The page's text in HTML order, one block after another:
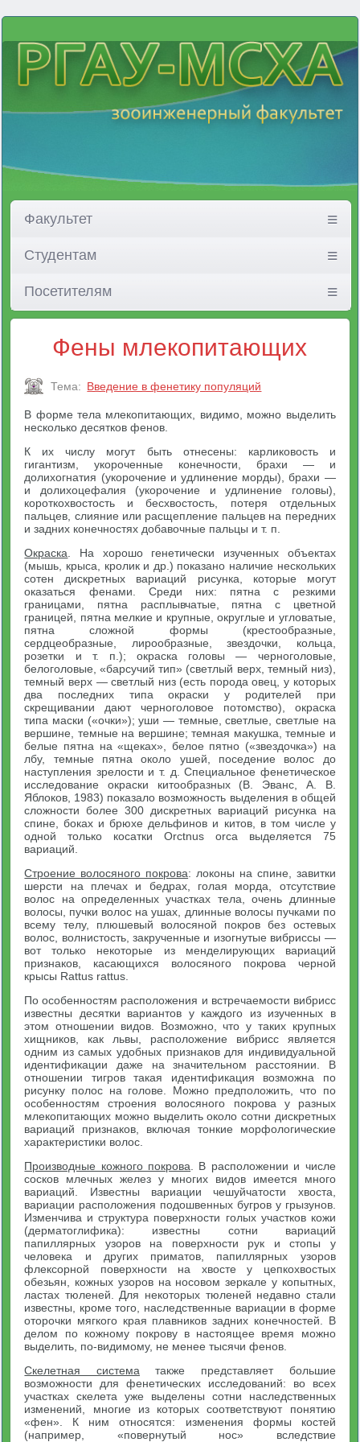
Факультет
Студентам
Посетителям
Фены млекопитающих
Тема: Введение в фенетику популяций
В форме тела млекопитающих, видимо, можно выделить
несколько десятков фенов.
К их числу могут быть отнесены: карликовость и
гигантизм, укороченные конечности, брахи — и
долихогнатия (укорочение и удлинение морды), брахи —
и долихоцефалия (укорочение и удлинение головы),
короткохвостость и бесхвостость, потеря отдельных
пальцев, слияние или расщепление пальцев на передних
и задних конечностях добавочные пальцы и т. п.
Окраска . На хорошо генетически изученных объектах
(мышь, крыса, кролик и др.) показано наличие нескольких
сотен дискретных вариаций рисунка, которые могут
оказаться фенами. Среди них: пятна с резкими
границами, пятна расплывчатые, пятна с цветной
границей, пятна мелкие и крупные, округлые и угловатые,
пятна сложной формы (крестообразные,
сердцеобразные, лирообразные, звездочки, кольца,
розетки и т. п.); окраска головы — черноголовые,
белоголовые, «барсучий тип» (светлый верх, темный низ),
темный верх — светлый низ (есть порода овец, у которых
два последних типа окраски у родителей при
скрещивании дают черноголовое потомство), окраска
типа маски («очки»); уши — темные, светлые, светлые на
вершине, темные на вершине; темная макушка, темные и
белые пятна на «щеках», белое пятно («звездочка») на
лбу, темные пятна около ушей, поседение волос до
наступления зрелости и т. д. Специальное фенетическое
исследование окраски китообразных (В. Эванс, А. В.
Яблоков, 1983) показало возможность выделения в общей
сложности более 300 дискретных вариаций рисунка на
спине, боках и брюхе дельфинов и китов, в том числе у
одной только косатки Orctnus orca выделяется 75
вариаций.
Строение волосяного покрова: локоны на спине, завитки
шерсти на плечах и бедрах, голая морда, отсутствие
волос на определенных участках тела, очень длинные
волосы, пучки волос на ушах, длинные волосы пучками по
всему телу, плюшевый волосяной покров без остевых
волос, волнистость, закрученные и изогнутые вибриссы —
вот только некоторые из менделирующих вариаций
признаков, касающихся волосяного покрова черной
крысы Rattus rattus.
По особенностям расположения и встречаемости вибрисс
известны десятки вариантов у каждого из изученных в
этом отношении видов. Возможно, что у таких крупных
хищников, как львы, расположение вибрисс является
одним из самых удобных признаков для индивидуальной
идентификации даже на значительном расстоянии. В
отношении тигров такая идентификация возможна по
рисунку полос на голове. Можно предположить, что по
особенностям строения волосяного покрова у разных
млекопитающих можно выделить около сотни дискретных
вариаций признаков, включая тонкие морфологические
характеристики волос.
Производные кожного покрова . В расположении и числе
сосков млечных желез у многих видов имеется много
вариаций. Известны вариации чешуйчатости хвоста,
вариации расположения подошвенных бугров у грызунов.
Изменчива и структура поверхности голых участков кожи
(дерматоглифика): известны сотни вариаций
папиллярных узоров на поверхности рук и стопы у
человека и других приматов, папиллярных узоров
флексорной поверхности на хвосте у цепкохвостых
обезьян, кожных узоров на носовом зеркале у копытных,
ластах тюленей. Для некоторых тюленей недавно стали
известны, кроме того, наследственные вариации в форме
оторочки мягкого края плавников задних конечностей. В
делом по кожному покрову в настоящее время можно
выделить, по-видимому, не менее тысячи фенов.
Скелетная система также представляет большие
возможности для фенетических исследований: во всех
участках скелета уже выделены сотни наследственных
изменений, многие из которых соответствуют понятию
«фен». К ним относятся: изменения формы костей
(например, «повернутый нос» вследствие